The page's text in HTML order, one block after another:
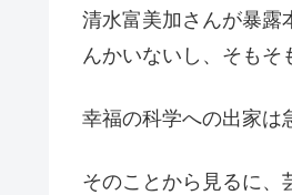
清水富美加さんが暴露
んかいないし、そもそ
幸福の科学への出家は
そのことから見るに、